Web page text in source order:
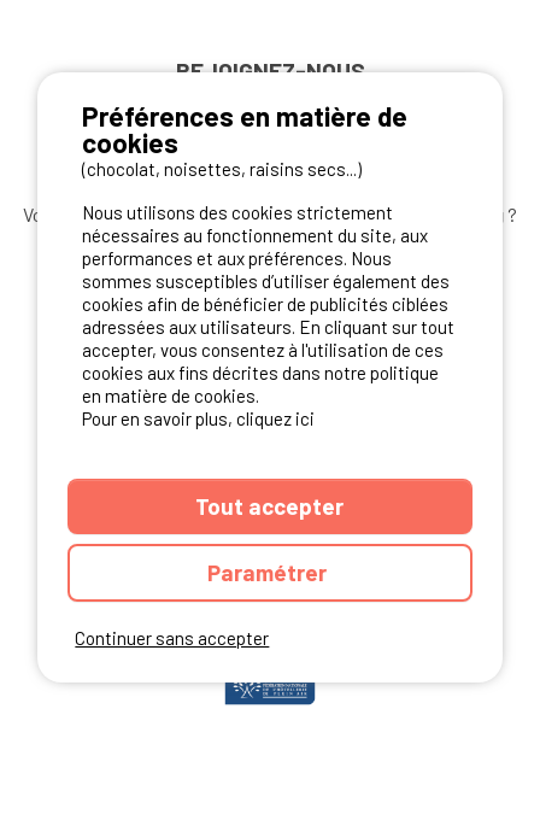
REJOIGNEZ-NOUS
Vous souhaitez bénéficier desmeilleures offres camping ?
Abonnez-vous à la newsletterdès aujourd'hui
S'ABONNER
NOS PARTENAIRES
Continuer sans accepter
Préférences en matière de
cookies
(chocolat, noisettes, raisins secs...)
Nous utilisons des cookies strictement
nécessaires au fonctionnement du site, aux
performances et aux préférences. Nous
sommes susceptibles d’utiliser également des
cookies afin de bénéficier de publicités ciblées
adressées aux utilisateurs. En cliquant sur tout
accepter, vous consentez à l'utilisation de ces
cookies aux fins décrites dans notre politique
en matière de cookies.
Pour en savoir plus, cliquez ici
Tout accepter
Paramétrer